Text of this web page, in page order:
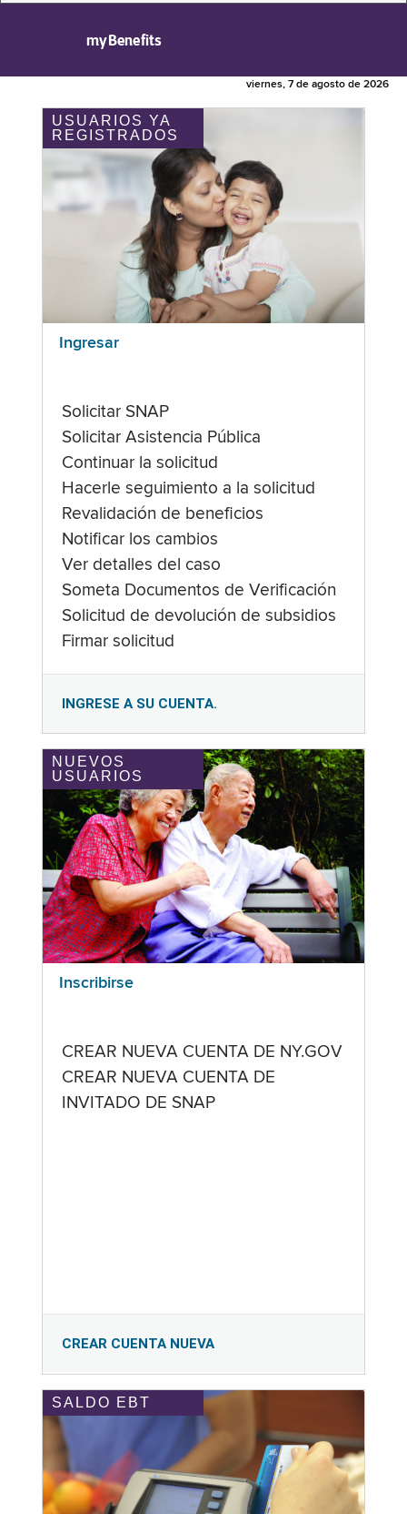
myBenefits
viernes, 7 de agosto de 2026
USUARIOS YA
REGISTRADOS
Ingresar
Solicitar SNAP
Solicitar Asistencia Pública
Continuar la solicitud
Hacerle seguimiento a la solicitud
Revalidación de beneficios
Notificar los cambios
Ver detalles del caso
Someta Documentos de Verificación
Solicitud de devolución de subsidios
Firmar solicitud
INGRESE A SU CUENTA.
NUEVOS
USUARIOS
Inscribirse
CREAR NUEVA CUENTA DE NY.GOV
CREAR NUEVA CUENTA DE
INVITADO DE SNAP
CREAR CUENTA NUEVA
SALDO EBT